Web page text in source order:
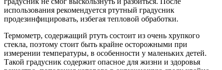
использования рекомендуется ртутный градусник
продезинфицировать, избегая тепловой обработки.
Термометр, содержащий ртуть состоит из очень хрупкого
стекла, поэтому стоит быть крайне осторожными при
измерении температуры, в особенности у маленьких детей.
Такой градусник содержит опасное для жизни и здоровья